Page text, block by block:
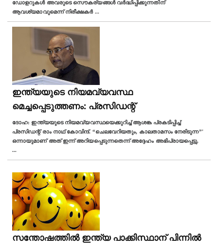
ഡോളറുകൾ അവരുടെ സൌകര്യങ്ങള്‍ വര്‍ദ്ധിപ്പിക്കുന്നതിന്
ആവശ്യമാവുമെന്ന് നിരീക്ഷകര്‍ ...
ഇന്ത്യയുടെ നിയമവ്യവസ്ഥ
മെച്ചപ്പെടുത്തണം: പ്രസിഡന്റ്
ദോഹ: ഇന്ത്യയുടെ നിയമവ്യവസ്ഥയെക്കുറിച്ച് ആശങ്ക പ്രകടിപ്പിച്ച്
പ്രസിഡന്റ് രാം നാഥ് കോവിന്ദ്. “ചെലവേറിയതും, കാലതാമസം നേരിടുന്ന”'
ഒന്നായുമാണ്‌ അത് ഇന്ന് അറിയപ്പെടുന്നതെന്ന് അദ്ദേഹം അഭിപ്രായപ്പെട്ടു.
...
സന്തോഷത്തില്‍ ഇന്ത്യ പാക്കിസ്ഥാന് പിന്നില്‍